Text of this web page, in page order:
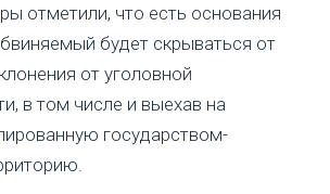
отметили, что есть основания
будет скрываться от
от уголовной
в том числе и выехав на
государством-